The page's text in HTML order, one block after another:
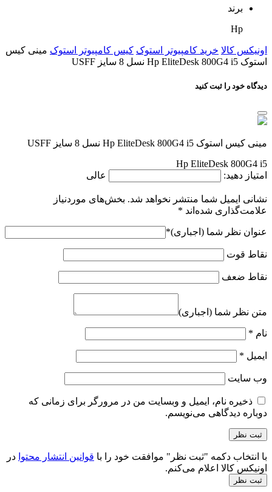
برند
Hp
اونیکس کالا خرید کامپیوتر استوک کیس کامپیوتر استوک مینی کیس
استوک Hp EliteDesk 800G4 i5 نسل 8 سایز USFF
دیدگاه خود را ثبت کنید
مینی کیس استوک Hp EliteDesk 800G4 i5 نسل 8 سایز USFF
Hp EliteDesk 800G4 i5
امتیاز دهید:
عالی
نشانی ایمیل شما منتشر نخواهد شد. بخش‌های موردنیاز
علامت‌گذاری شده‌اند *
عنوان نظر شما (اجباری)*
نقاط قوت
نقاط ضعف
متن نظر شما (اجباری)
نام *
ایمیل *
وب‌ سایت
ذخیره نام، ایمیل و وبسایت من در مرورگر برای زمانی که
دوباره دیدگاهی می‌نویسم.
با انتخاب دکمه "ثبت نظر" موافقت خود را با قوانین انتشار محتوا در
اونیکس کالا اعلام می‌کنم.
ثبت نظر